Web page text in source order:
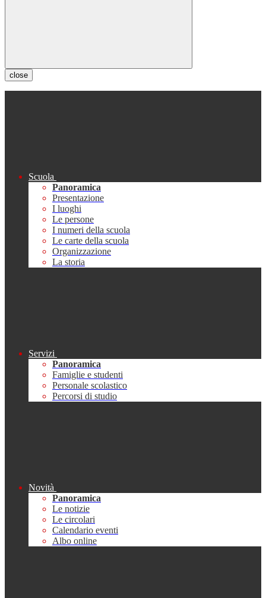
close
Scuola
Panoramica
Presentazione
I luoghi
Le persone
I numeri della scuola
Le carte della scuola
Organizzazione
La storia
Servizi
Panoramica
Famiglie e studenti
Personale scolastico
Percorsi di studio
Novità
Panoramica
Le notizie
Le circolari
Calendario eventi
Albo online